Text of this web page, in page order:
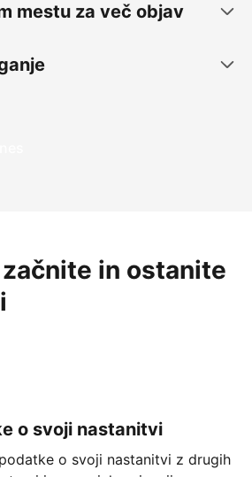
mestu za več objav
in ostanite
o svoji nastanitvi
o svoji nastanitvi z drugih